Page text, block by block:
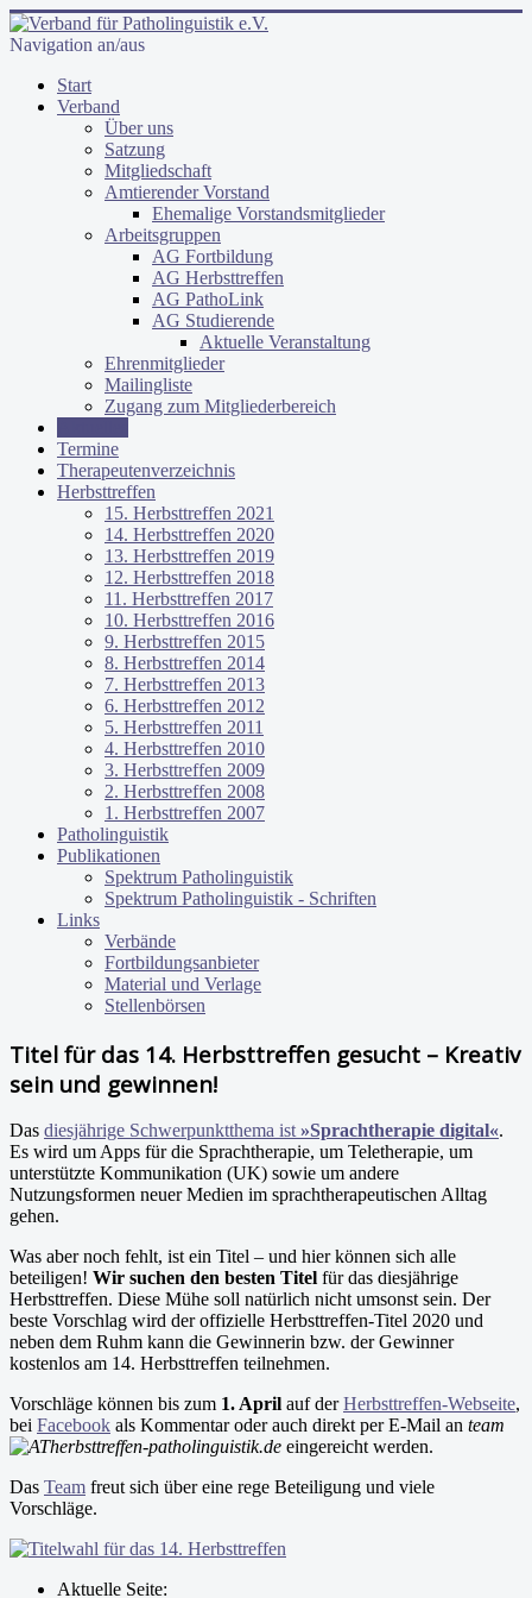
Navigation an/aus
Start
Verband
Über uns
Satzung
Mitgliedschaft
Amtierender Vorstand
Ehemalige Vorstandsmitglieder
Arbeitsgruppen
AG Fortbildung
AG Herbsttreffen
AG PathoLink
AG Studierende
Aktuelle Veranstaltung
Ehrenmitglieder
Mailingliste
Zugang zum Mitgliederbereich
Termine
Therapeutenverzeichnis
Herbsttreffen
15. Herbsttreffen 2021
14. Herbsttreffen 2020
13. Herbsttreffen 2019
12. Herbsttreffen 2018
11. Herbsttreffen 2017
10. Herbsttreffen 2016
9. Herbsttreffen 2015
8. Herbsttreffen 2014
7. Herbsttreffen 2013
6. Herbsttreffen 2012
5. Herbsttreffen 2011
4. Herbsttreffen 2010
3. Herbsttreffen 2009
2. Herbsttreffen 2008
1. Herbsttreffen 2007
Patholinguistik
Publikationen
Spektrum Patholinguistik
Spektrum Patholinguistik - Schriften
Links
Verbände
Fortbildungsanbieter
Material und Verlage
Stellenbörsen
Titel für das 14. Herbsttreffen gesucht – Kreativ
sein und gewinnen!
Das diesjährige Schwerpunktthema ist»Sprachtherapie digital«.
Es wird um Apps für die Sprachtherapie, um Teletherapie, um
unterstützte Kommunikation (UK) sowie um andere
Nutzungsformen neuer Medien im sprachtherapeutischen Alltag
gehen.
Was aber noch fehlt, ist ein Titel – und hier können sich alle
beteiligen! Wir suchen den besten Titel für das diesjährige
Herbsttreffen. Diese Mühe soll natürlich nicht umsonst sein. Der
beste Vorschlag wird der offizielle Herbsttreffen-Titel 2020 und
neben dem Ruhm kann die Gewinnerin bzw. der Gewinner
kostenlos am 14. Herbsttreffen teilnehmen.
Vorschläge können bis zum 1. April auf derHerbsttreffen-Webseite,
bei Facebook als Kommentar oder auch direkt per E-Mail an team
herbsttreffen-patholinguistik.de eingereicht werden.
Das Team freut sich über eine rege Beteiligung und viele
Vorschläge.
Aktuelle Seite: